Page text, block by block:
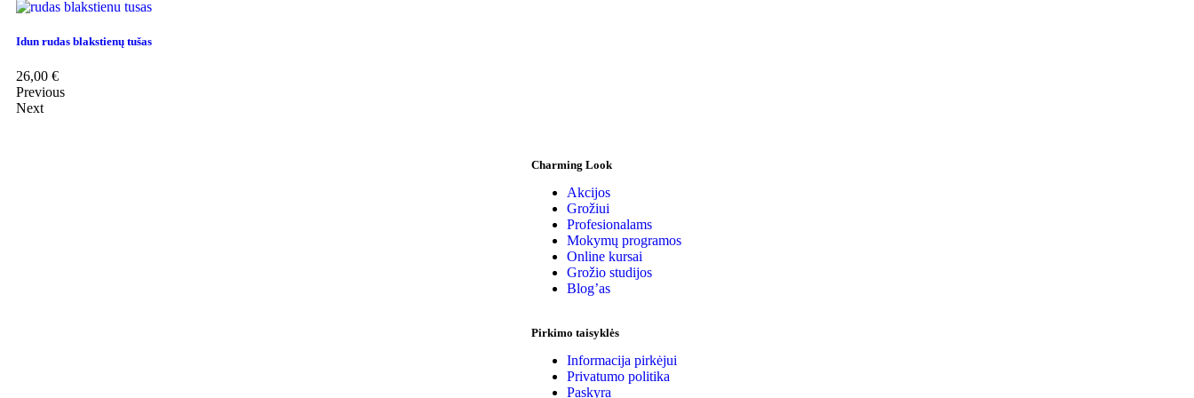
Idun rudas blakstienų tušas
26,00 €
Previous
Next
Charming Look
Akcijos
Grožiui
Profesionalams
Mokymų programos
Online kursai
Grožio studijos
Blog’as
Pirkimo taisyklės
Informacija pirkėjui
Privatumo politika
Paskyra